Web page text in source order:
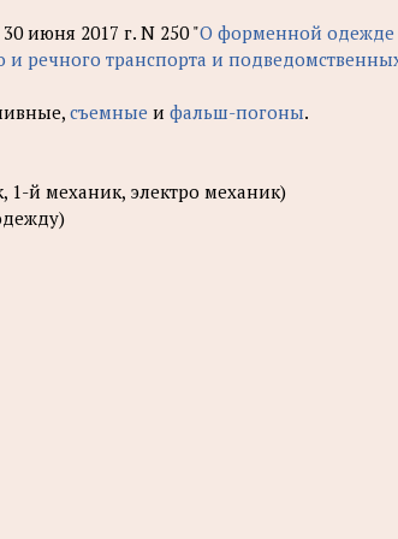
июня 2017 г. N 250 "О форменной одежде
и речного транспорта и
съемные и фальш-погоны.
й механик, электро механик)